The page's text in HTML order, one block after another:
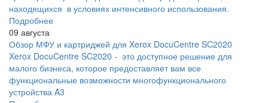
находящихся в условиях интенсивного использования.
Подробнее
09 августа
Обзор МФУ и картриджей для Xerox DocuCentre SC2020
Xerox DocuCentre SC2020 - это доступное решение для
малого бизнеса, которое предоставляет вам все
функциональные возможности многофункционального
устройства A3